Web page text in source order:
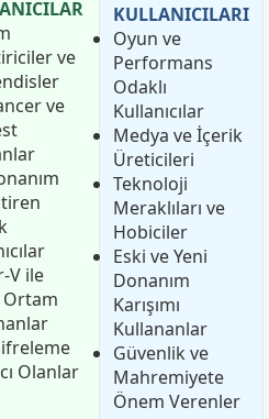
ve
ve
V ile
Ortam
Olanlar
KULLANICILARI
Oyun ve
Performans
Odaklı
Kullanıcılar
Medya ve İçerik
Üreticileri
Teknoloji
Meraklıları ve
Hobiciler
Eski ve Yeni
Donanım
Karışımı
Kullananlar
Güvenlik ve
Mahremiyete
Önem Verenler